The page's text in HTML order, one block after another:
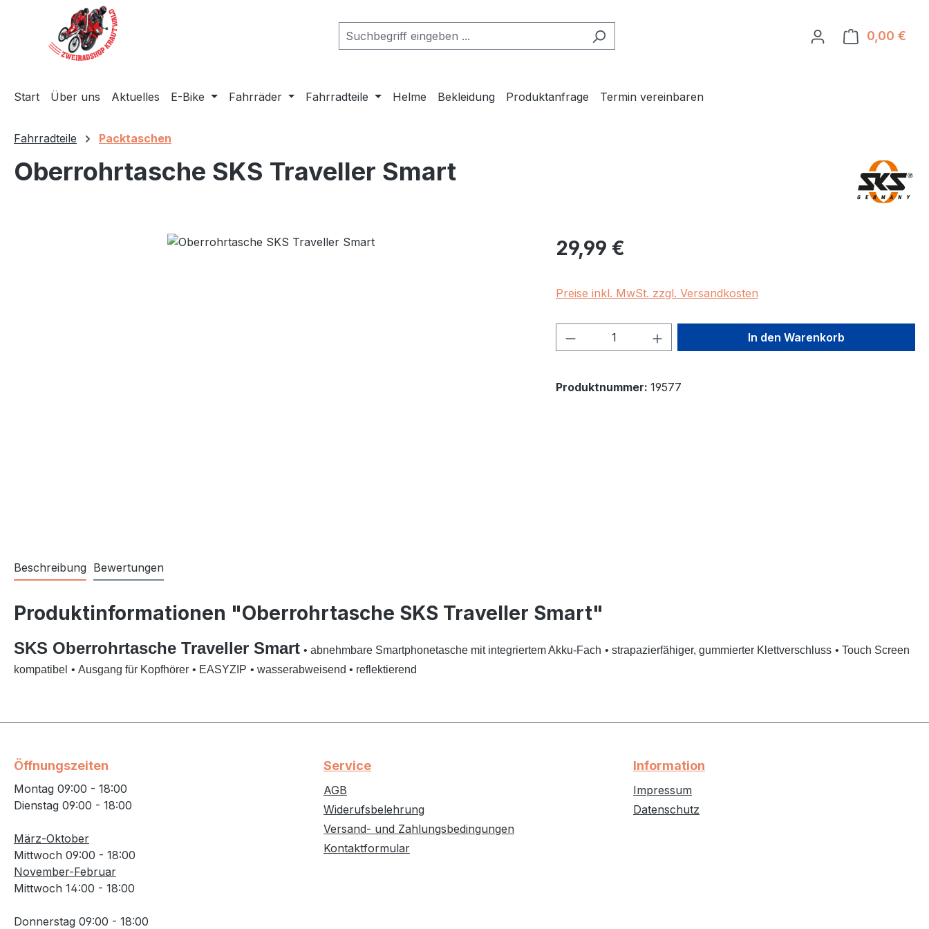
Hauptinhalt springen
Zur Suche springen
Zur Hauptnavigation springen
0,00 €
Start Über uns Aktuelles E-Bike Fahrräder Fahrradteile Helme Bekleidung Produktanfrage Termin vereinbaren
Fahrradteile Packtaschen
Oberrohrtasche SKS Traveller Smart
Regulärer Preis:
29,99 €
Preise inkl. MwSt. zzgl. Versandkosten
Produkt Anzahl: Gib den gewünschten Wert
In den Warenkorb
Produktnummer: 19577
Beschreibung Bewertungen
Produktinformationen "Oberrohrtasche SKS Traveller Smart"
SKS Oberrohrtasche Traveller Smart • abnehmbare Smartphonetasche mit integriertem Akku-Fach • strapazierfähiger, gummierter Klettverschluss • Touch Screen
kompatibel • Ausgang für Kopfhörer • EASYZIP • wasserabweisend • reflektierend
Öffnungszeiten
Montag 09:00 - 18:00
Dienstag 09:00 - 18:00
März-Oktober
Mittwoch 09:00 - 18:00
November-Februar
Mittwoch 14:00 - 18:00
Donnerstag 09:00 - 18:00
Service
AGB
Widerufsbelehrung
Versand- und Zahlungsbedingungen
Kontaktformular
Information
Impressum
Datenschutz